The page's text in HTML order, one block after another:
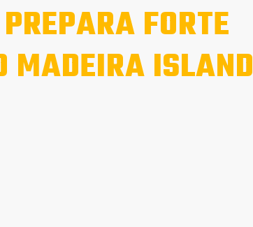
FORTE
MADEIRA ISLAND